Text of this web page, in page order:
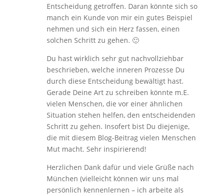
Entscheidung getroffen. Daran könnte sich so
manch ein Kunde von mir ein gutes Beispiel
nehmen und sich ein Herz fassen, einen
solchen Schritt zu gehen. 🙂
Du hast wirklich sehr gut nachvollziehbar
beschrieben, welche inneren Prozesse Du
durch diese Entscheidung bewältigt hast.
Gerade Deine Art zu schreiben könnte m.E.
vielen Menschen, die vor einer ähnlichen
Situation stehen helfen, den entscheidenden
Schritt zu gehen. Insofert bist Du diejenige,
die mit diesem Blog-Beitrag vielen Menschen
Mut macht. Sehr inspirierend!
Herzlichen Dank dafür und viele Grüße nach
München (vielleicht können wir uns mal
persönlich kennenlernen – ich arbeite als